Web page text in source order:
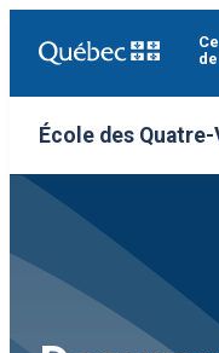
École des